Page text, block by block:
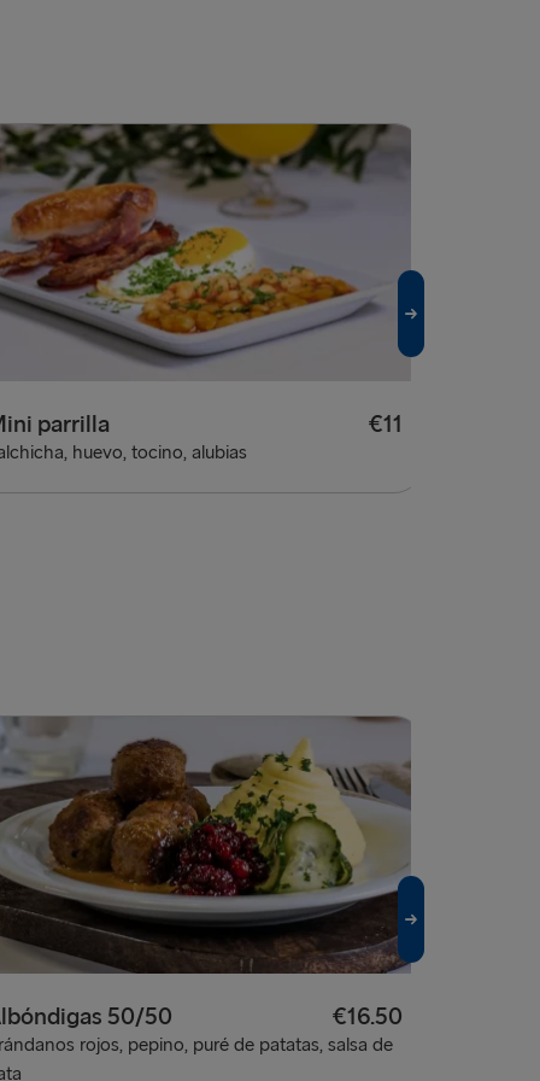
parrilla €11
huevo, tocino, alubias
50/50
€16.50
rojos, pepino, puré de patatas, salsa de